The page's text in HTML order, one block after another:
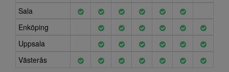
Sala
Enköping
Uppsala
Västerås